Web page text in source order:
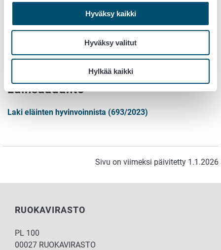
Hyväksy kaikki
Hyväksy valitut
Hylkää kaikki
ei oteta uusia asioita vireille Ruokavirastossa.)
Lainsäädäntö
Laki eläinten hyvinvoinnista (693/2023)
Sivu on viimeksi päivitetty 1.1.2026
RUOKAVIRASTO
PL 100
00027 RUOKAVIRASTO